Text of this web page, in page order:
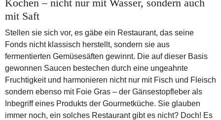
Kochen – nicht nur mit Wasser, sondern auch
mit Saft
Stellen sie sich vor, es gäbe ein Restaurant, das seine
Fonds nicht klassisch herstellt, sondern sie aus
fermentierten Gemüsesäften gewinnt. Die auf dieser Basis
gewonnen Saucen bestechen durch eine ungeahnte
Fruchtigkeit und harmonieren nicht nur mit Fisch und Fleisch
sondern ebenso mit Foie Gras – der Gänsestopfleber als
Inbegriff eines Produkts der Gourmetküche. Sie glauben
immer noch, ein solches Restaurant gibt es nicht? Doch! Es